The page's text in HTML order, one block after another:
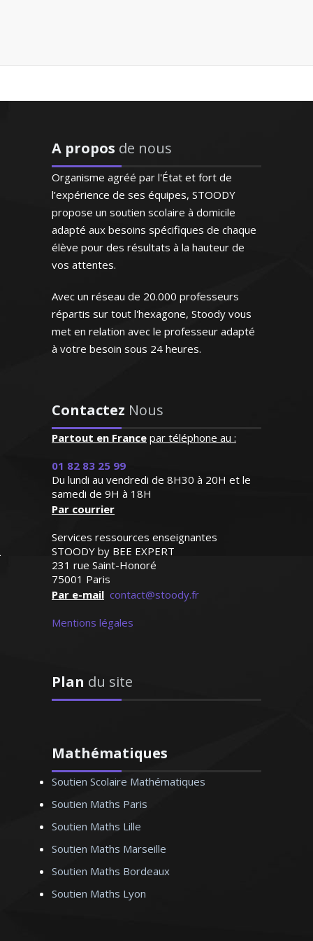
Madame C.K (Verneuil sur
Seine, élève en primaire)
"Très bon contact, identifie
facilement les lacunes de
l'enfant. Très bonne
pédagogie ce qui facilite
beaucoup l'apprentissage.
Personne très agréable et
en cinquième)
savoir-faire et mon expérience au
Monsieur A. Eric – Professeur
d’anglais – Marseille
Passionnée par l’art sous toutes ses
formes et ayant pour vocation de
l’enseigner, je prodigue des cours
méthode d’enseignement combine la
théorie avec la pratique pour un résultat
optimal
Madame C. Camille – Professeur
d’arts appliqués - Paris
J'enseigne la philosophie pour tous les
niveaux (lycée et supérieur) et je donne
méthodologie pour la préparation au
Monsieur K. Michel –Professeur de
philosophie - Strasbourg
A propos de nous
Organisme agréé par l'État et fort de
l’expérience de ses équipes, STOODY
propose un soutien scolaire à domicile
adapté aux besoins spécifiques de chaque
élève pour des résultats à la hauteur de
vos attentes.
Avec un réseau de 20.000 professeurs
répartis sur tout l'hexagone, Stoody vous
met en relation avec le professeur adapté
à votre besoin sous 24 heures.
Contactez Nous
Partout en France par téléphone au :
01 82 83 25 99
Du lundi au vendredi de 8H30 à 20H et le
samedi de 9H à 18H
Par courrier
Services ressources enseignantes
STOODY by BEE EXPERT
231 rue Saint-Honoré
75001 Paris
Par e-mail contact@stoody.fr
Mentions légales
Plan du site
Mathématiques
Soutien Scolaire Mathématiques
Soutien Maths Paris
Soutien Maths Lille
Soutien Maths Marseille
Soutien Maths Bordeaux
Soutien Maths Lyon